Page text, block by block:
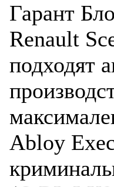
Гарант
Renault
подходят
Abloy